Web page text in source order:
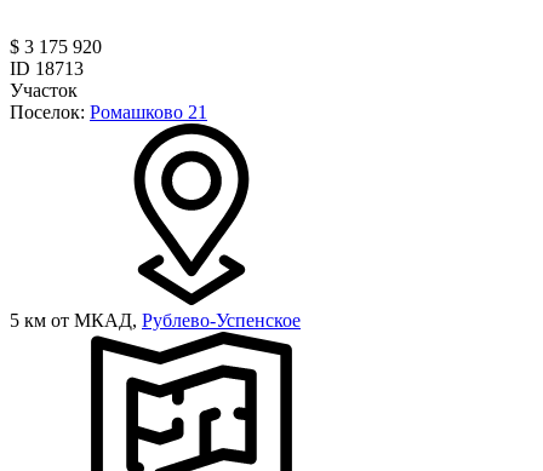
$ 3 175 920
ID 18713
Участок
Поселок: Ромашково 21
5 км от МКАД, Рублево-Успенское